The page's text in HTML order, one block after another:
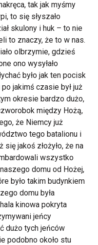
tak jak myśmy
to się słyszało
skulony i huk – to nie
to znaczy, że to w nas.
olbrzymie, gdzieś
ono wysyłało
było jak ten pocisk
jakimś czasie był już
okresie bardzo dużo,
między Hożą,
że Niemcy już
tego batalionu i
się jakoś złożyło, że na
wszystko
domu od Hożej,
było takim budynkiem
domu była
kinowa pokryta
jeńcy
dużo tych jeńców
podobno około stu